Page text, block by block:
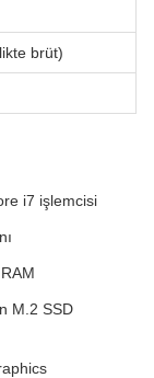
brüt)
i7 işlemcisi
M.2 SSD